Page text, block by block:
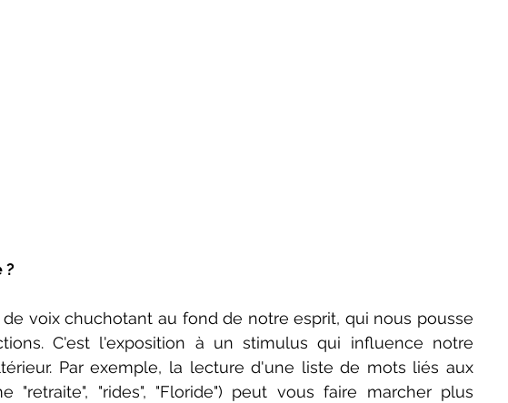
?
voix chuchotant au fond de notre esprit, qui nous pousse
C'est l'exposition à un stimulus qui influence notre
Par exemple, la lecture d'une liste de mots liés aux
"retraite", "rides", "Floride") peut vous faire marcher plus